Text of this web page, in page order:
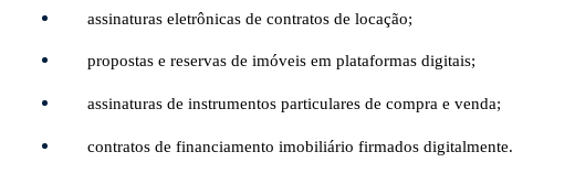
assinaturas eletrônicas de contratos de locação;
propostas e reservas de imóveis em plataformas digitais;
assinaturas de instrumentos particulares de compra e venda;
contratos de financiamento imobiliário firmados digitalmente.